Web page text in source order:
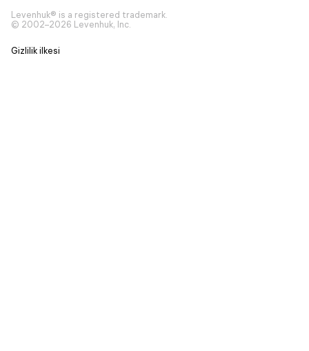
Levenhuk® is a registered trademark.
© 2002–2026 Levenhuk, Inc.
Gizlilik ilkesi